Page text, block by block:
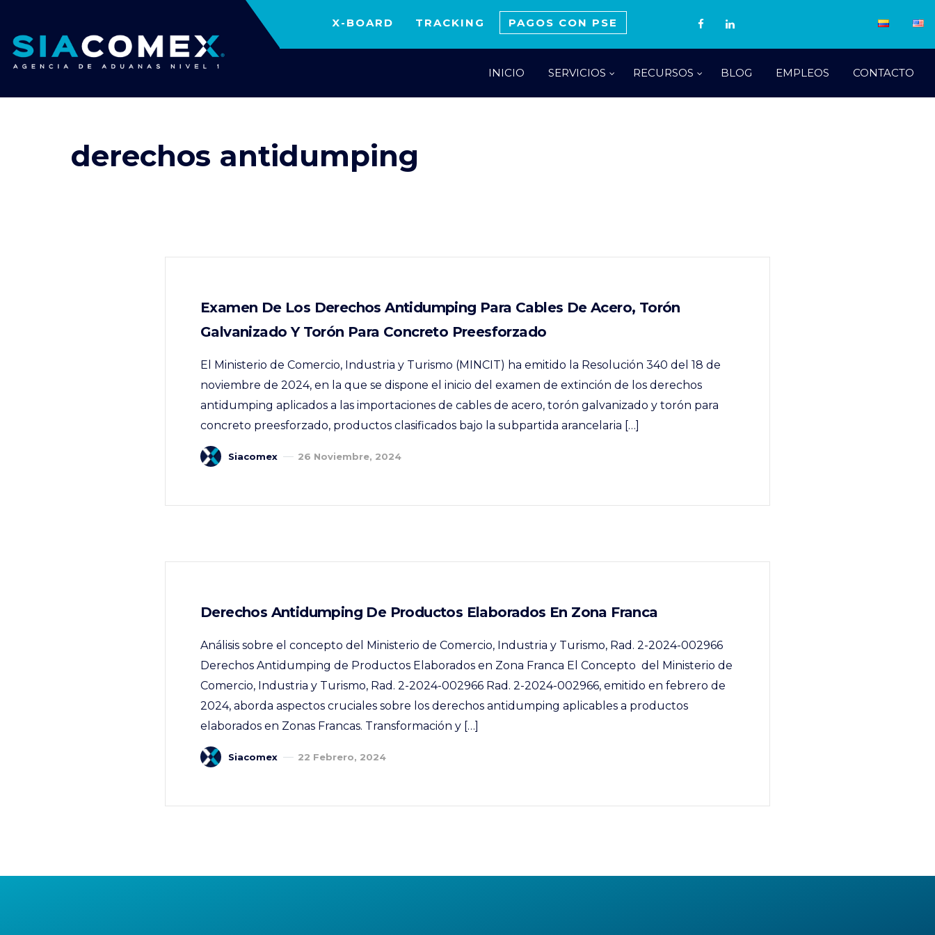
X-BOARD TRACKING PAGOS CON PSE
INICIO SERVICIOS RECURSOS BLOG EMPLEOS CONTACTO
derechos antidumping
Examen De Los Derechos Antidumping Para Cables De Acero, Torón
Galvanizado Y Torón Para Concreto Preesforzado
El Ministerio de Comercio, Industria y Turismo (MINCIT) ha emitido la Resolución 340 del 18 de
noviembre de 2024, en la que se dispone el inicio del examen de extinción de los derechos
antidumping aplicados a las importaciones de cables de acero, torón galvanizado y torón para
concreto preesforzado, productos clasificados bajo la subpartida arancelaria […]
Siacomex 26 Noviembre, 2024
Derechos Antidumping De Productos Elaborados En Zona Franca
Análisis sobre el concepto del Ministerio de Comercio, Industria y Turismo, Rad. 2-2024-002966
Derechos Antidumping de Productos Elaborados en Zona Franca El Concepto del Ministerio de
Comercio, Industria y Turismo, Rad. 2-2024-002966 Rad. 2-2024-002966, emitido en febrero de
2024, aborda aspectos cruciales sobre los derechos antidumping aplicables a productos
elaborados en Zonas Francas. Transformación y […]
Siacomex 22 Febrero, 2024